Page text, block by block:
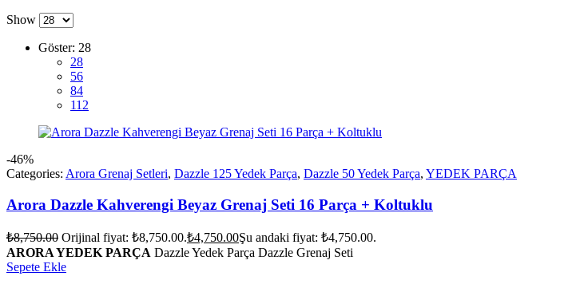
Show
Göster: 28
28
56
84
112
-46%
Categories: Arora Grenaj Setleri, Dazzle 125 Yedek Parça, Dazzle 50 Yedek Parça, YEDEK PARÇA
Arora Dazzle Kahverengi Beyaz Grenaj Seti 16 Parça + Koltuklu
₺8,750.00 Orijinal fiyat: ₺8,750.00.₺4,750.00Şu andaki fiyat: ₺4,750.00.
ARORA YEDEK PARÇA Dazzle Yedek Parça Dazzle Grenaj Seti
Sepete Ekle